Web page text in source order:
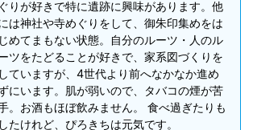
ぐりが好きで特に遺跡に興味があります。他
は神社や寺めぐりをして、御朱印集めをは
じめてまもない状態。自分のルーツ・人のル
ツをたどることが好きで、家系図づくりを
していますが、4世代より前へなかなか進め
にいます。肌が弱いので、タバコの煙が苦
。お酒もほぼ飲みません。 食べ過ぎたりも
したけれど、ぴろきちは元気です。